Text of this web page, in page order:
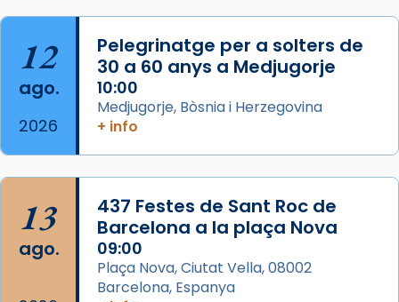
Acompanyant la història de sant Cugat, a
partir de l’Edat Mitjana sorgeix la tradició
que les santes Juliana (“relatiu a Júlia”) i
Semproniana (“relatiu a Semprònia =
eterna”) són deixebles seves. I l’any 1667, el
frare Joan Gaspar Roig, afirma en una obra
que les santes són filles de l’antiga Iluro.
Mataró en reivindicarà les relíq
View on Facebook · Share
12
ago.
2026
Pelegrinatge per a solters de
30 a 60 anys a Medjugorje
10:00
Medjugorje, Bòsnia i Herzegovina
+ info
13
ago.
437 Festes de Sant Roc de
Barcelona a la plaça Nova
09:00
Plaça Nova, Ciutat Vella, 08002
Barcelona, Espanya